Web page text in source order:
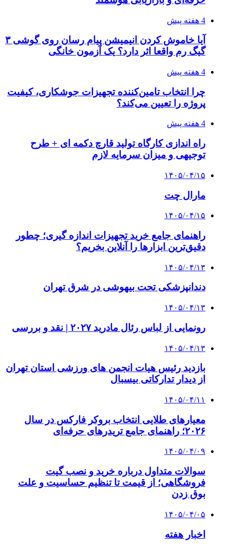
4 هفته پیش
آیا خاموش کردن انیمیشن پیام رسان روی گوشی ۳
گیگ رم واقعا اثر دارد؟ یک آزمون خانگی
4 هفته پیش
چرا انتخاب تامین‌کننده تجهیزات جوشکاری، کیفیت
پروژه را تعیین می‌کند؟
4 هفته پیش
راه اندازی کارگاه تولید قارچ دکمه ای + طرح
توجیهی و میزان سرمایه لازم
۱۴۰۵/۰۴/۱۵
مارال چت
۱۴۰۵/۰۴/۱۵
راهنمای جامع خرید تجهیزات اندازه گیری؛ چطور
دقیق‌ترین ابزارها را آنلاین بخریم؟
۱۴۰۵/۰۴/۱۳
دندانپزشکی تحت بیهوشی در شرق تهران
۱۴۰۵/۰۴/۱۳
رونمایی از لباس رئال مادرید ۲۰۲۷ | نقد و بررسی
۱۴۰۵/۰۴/۱۳
بازدید رئیس هیات انجمن های ورزشی استان تهران
از دیدار تدارکاتی بیسبال
۱۴۰۵/۰۴/۱۱
معیارهای طلایی انتخاب بروکر فارکس در سال
۲۰۲۶؛ راهنمای جامع تریدرهای حرفه‌ای
۱۴۰۵/۰۴/۰۹
سوالات متداول درباره خرید و نصب گیت
فروشگاهی؛ از قیمت تا تنظیم حساسیت و علت
بوق زدن
۱۴۰۵/۰۴/۰۵
اخبار هفته